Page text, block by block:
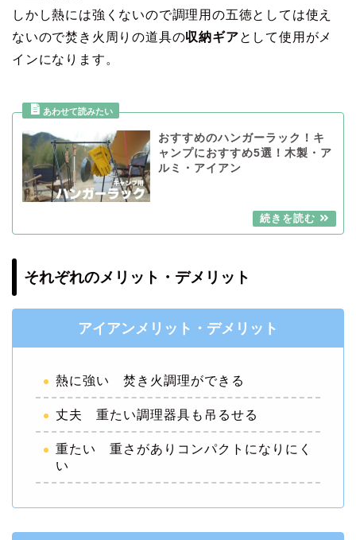
しかし熱には強くないので調理用の五徳としては使え
ないので焚き火周りの道具の収納ギアとして使用がメ
インになります。
おすすめのハンガーラック！キ
ャンプにおすすめ5選！木製・ア
ルミ・アイアン
それぞれのメリット・デメリット
アイアンメリット・デメリット
熱に強い 焚き火調理ができる
丈夫 重たい調理器具も吊るせる
重たい 重さがありコンパクトになりにく
い